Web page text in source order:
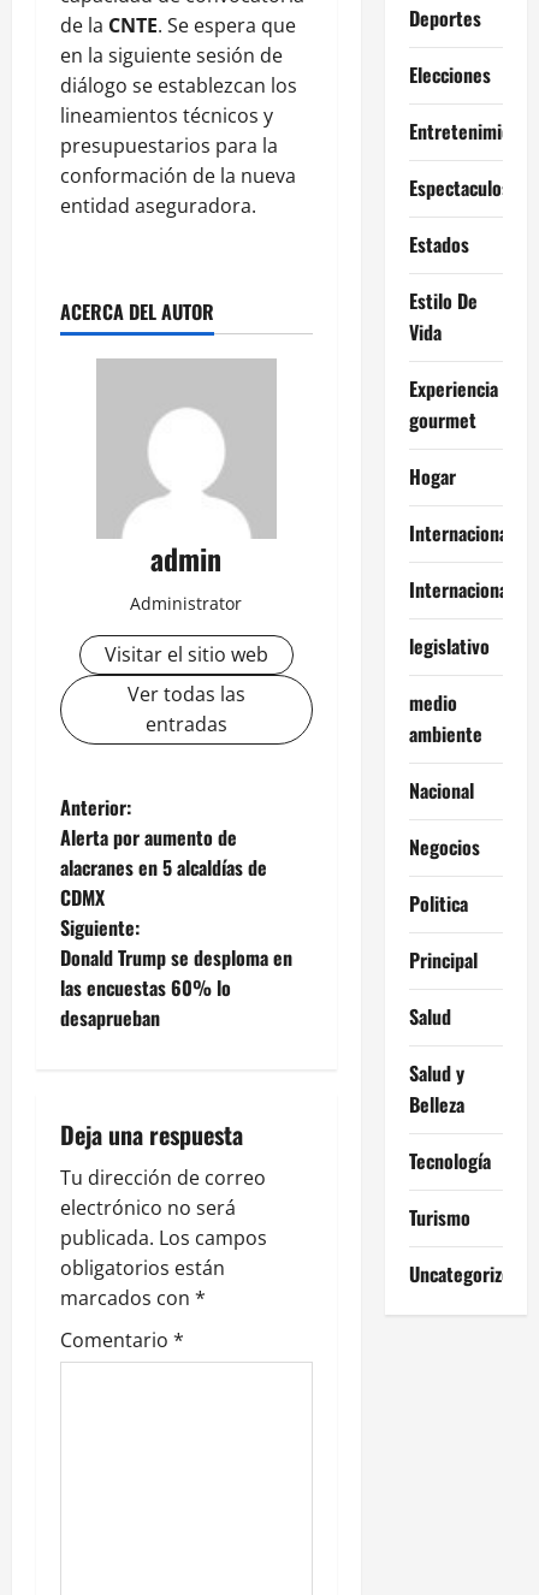
de la CNTE. Se espera que
en la siguiente sesión de
diálogo se establezcan los
lineamientos técnicos y
presupuestarios para la
conformación de la nueva
entidad aseguradora.
ACERCA DEL AUTOR
admin
Administrator
Visitar el sitio web
Ver todas las
entradas
N
a
v
e
g
c
i
ó
n
d
e
Anterior:
Alerta por aumento de
alacranes en 5 alcaldías de
CDMX
Siguiente:
Donald Trump se desploma en
las encuestas 60% lo
desaprueban
Deja una respuesta
Tu dirección de correo
electrónico no será
publicada. Los campos
obligatorios están
marcados con *
Comentario *
Deportes
Elecciones
Entretenimiento
Espectaculos
Estados
Estilo De
Vida
Experiencia
gourmet
Hogar
Internacional
Internacionales
legislativo
medio
ambiente
Nacional
Negocios
Politica
Principal
Salud
Salud y
Belleza
Tecnología
Turismo
Uncategorized